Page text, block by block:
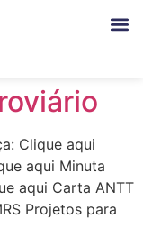
Clique aqui
aqui Minuta
aqui Carta ANTT
Projetos para